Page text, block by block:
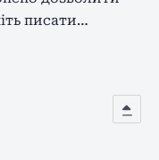
писати…